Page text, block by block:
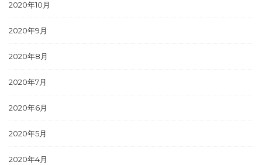
2020年10月
2020年9月
2020年8月
2020年7月
2020年6月
2020年5月
2020年4月